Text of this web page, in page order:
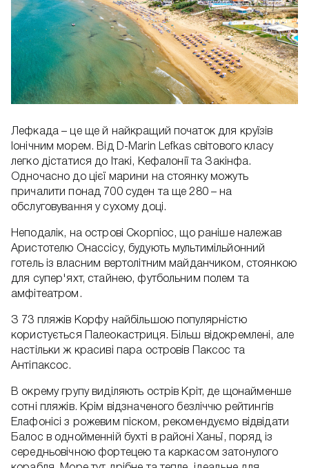
Лефкада – це ще й найкращий початок для круїзів
Іонічним морем. Від D-Marin Lefkas світового класу
легко дістатися до Ітакі, Кефалонії та Закінфа.
Одночасно до цієї марини на стоянку можуть
причалити понад 700 суден та ще 280 – на
обслуговування у сухому доці.
Неподалік, на острові Скорпіос, що раніше належав
Аристотелю Онассісу, будують мультимільйонний
готель із власним вертолітним майданчиком, стоянкою
для супер'яхт, стайнею, футбольним полем та
амфітеатром.
З 73 пляжів Корфу найбільшою популярністю
користується Палеокастриця. Більш відокремлені, але
настільки ж красиві пара островів Паксос та
Антіпаксос.
В окрему групу виділяють острів Кріт, де щонайменше
сотні пляжів. Крім відзначеного безліччю рейтингів
Елафонісі з рожевим піском, рекомендуємо відвідати
Балос в однойменній бухті в районі Ханьї, поряд із
середньовічною фортецею та каркасом затонулого